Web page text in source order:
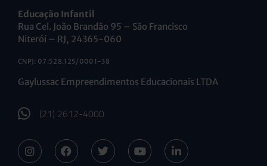
Educação Infantil
Rua Cel. João Brandão 95 – São Francisco
Niterói – RJ, 24365-060
CNPJ: 07.528.125/0001-38
Gaylussac Empreendimentos Educacionais LTDA
(21) 2612-4000